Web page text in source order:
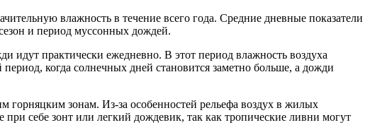
влажность в течение всего года. Средние дневные показатели
и период муссонных дождей.
идут практически ежедневно. В этот период влажность воздуха
когда солнечных дней становится заметно больше, а дожди
горняцким зонам. Из-за особенностей рельефа воздух в жилых
себе зонт или легкий дождевик, так как тропические ливни могут